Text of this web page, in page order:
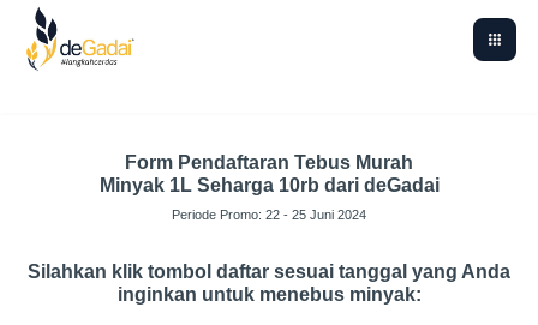
Form Pendaftaran Tebus Murah
Minyak 1L Seharga 10rb dari deGadai
Periode Promo: 22 - 25 Juni 2024
Silahkan klik tombol daftar sesuai tanggal yang Anda
inginkan untuk menebus minyak: